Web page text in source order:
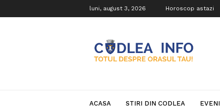
luni, august 3, 2026 Horoscop astazi
Info
ACASA STIRI DIN CODLEA